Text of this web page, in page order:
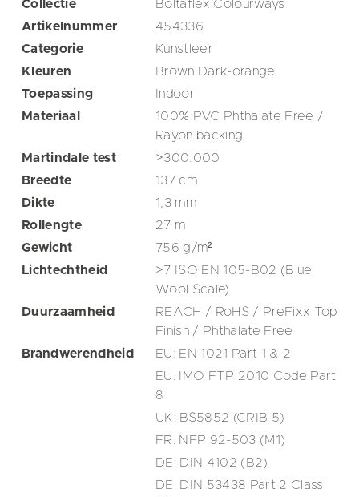
Collectie
Boltaflex Colourways
Artikelnummer
454336
Categorie
Kunstleer
Kleuren
Brown Dark-orange
Toepassing
Indoor
Materiaal
100% PVC Phthalate Free /
Rayon backing
Martindale test
>300.000
Breedte
137cm
Dikte
1,3 mm
Rollengte
27 m
Gewicht
756g/m²
Lichtechtheid
>7 ISO EN 105-B02 (Blue
Wool Scale)
Duurzaamheid
REACH / RoHS / PreFixx Top
Finish / Phthalate Free
Brandwerendheid
EU: EN 1021 Part 1 & 2
EU: IMO FTP 2010 Code Part
8
UK: BS5852 (CRIB 5)
FR: NFP 92-503 (M1)
DE: DIN 4102 (B2)
DE: DIN 53438 Part 2 Class